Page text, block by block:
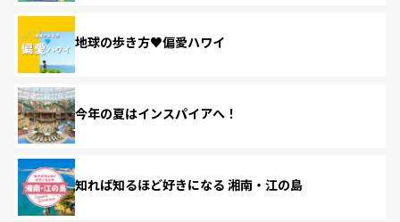
地球の歩き方♥偏愛ハワイ
今年の夏はインスパイアへ！
知れば知るほど好きになる 湘南・江の島